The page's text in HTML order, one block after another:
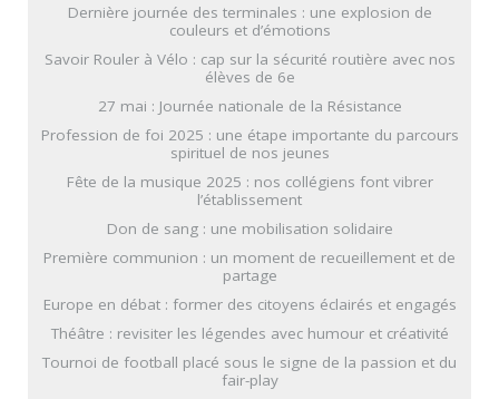
Dernière journée des terminales : une explosion de
couleurs et d’émotions
Savoir Rouler à Vélo : cap sur la sécurité routière avec nos
élèves de 6e
27 mai : Journée nationale de la Résistance
Profession de foi 2025 : une étape importante du parcours
spirituel de nos jeunes
Fête de la musique 2025 : nos collégiens font vibrer
l’établissement
Don de sang : une mobilisation solidaire
Première communion : un moment de recueillement et de
partage
Europe en débat : former des citoyens éclairés et engagés
Théâtre : revisiter les légendes avec humour et créativité
Tournoi de football placé sous le signe de la passion et du
fair-play